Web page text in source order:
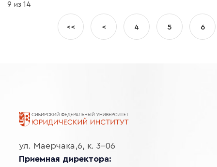
9 из 14
<< < 4 5 6
ул. Маерчака,6, к. 3-06
Приемная директора: